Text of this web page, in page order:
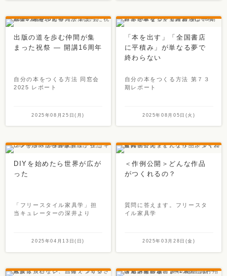
出版の道を歩む仲間が集
まった祝祭 ― 開講16周年
自分の本をつくる方法 同窓会
2025 レポート
2025年08月25日(月)
「本を出す」「全国書店
に平積み」が単なる夢で
終わらない
自分の本をつくる方法 第７３
期レポート
2025年08月05日(火)
DIYを始めたら世界が広が
った
「フリースタイル家具学」担
当キュレーターの深井より
2025年04月13日(日)
＜作例公開＞どんな作品
がつくれるの？
質問に答えます。フリースタ
イル家具学
2025年03月28日(金)